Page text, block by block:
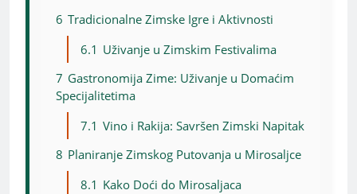
6 Tradicionalne Zimske Igre i Aktivnosti
6.1 Uživanje u Zimskim Festivalima
7 Gastronomija Zime: Uživanje u Domaćim
Specijalitetima
7.1 Vino i Rakija: Savršen Zimski Napitak
8 Planiranje Zimskog Putovanja u Mirosaljce
8.1 Kako Doći do Mirosaljaca